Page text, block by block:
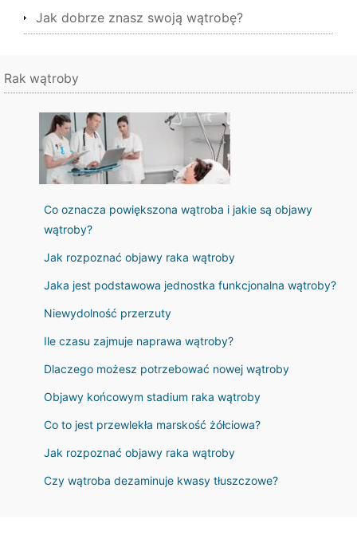
Jak dobrze znasz swoją wątrobę?
Rak wątroby
Co oznacza powiększona wątroba i jakie są objawy
wątroby?
Jak rozpoznać objawy raka wątroby
Jaka jest podstawowa jednostka funkcjonalna wątroby?
Niewydolność przerzuty
Ile czasu zajmuje naprawa wątroby?
Dlaczego możesz potrzebować nowej wątroby
Objawy końcowym stadium raka wątroby
Co to jest przewlekła marskość żółciowa?
Jak rozpoznać objawy raka wątroby
Czy wątroba dezaminuje kwasy tłuszczowe?